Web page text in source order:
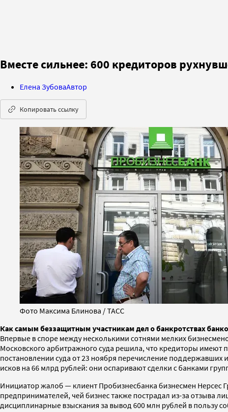
Вместе сильнее: 600 кредиторов
Елена ЗубоваАвтор
Копировать ссылку
Фото Максима Блинова / ТАСС
Как самым беззащитным участникам дел о банкротствах
Впервые в споре между несколькими сотнями мелких
Московского арбитражного суда решила, что кредиторы
постановлении суда от 23 ноября перечисление
исков на 66 млрд рублей: они оспаривают сделки с банками
Инициатор жалоб — клиент Пробизнесбанка бизнесмен Нерсес
предпринимателей, чей бизнес также пострадал из-за отзыва
дисциплинарные взыскания за вывод 600 млн рублей в пользу